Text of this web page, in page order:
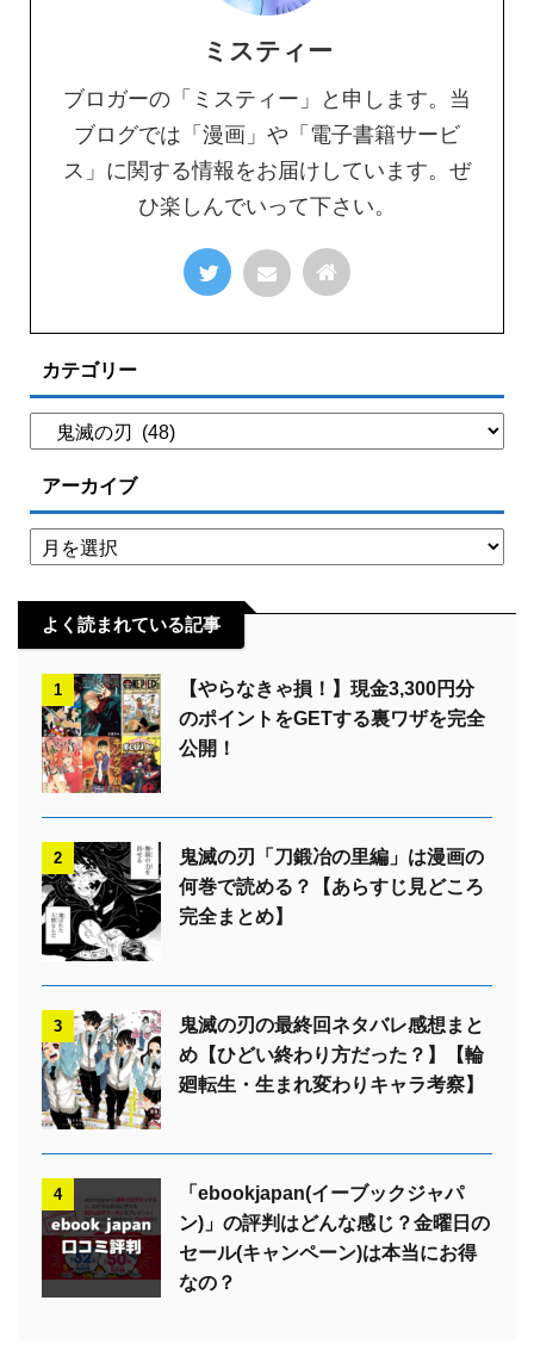
ミスティー
ブロガーの「ミスティー」と申します。当
ブログでは「漫画」や「電子書籍サービ
ス」に関する情報をお届けしています。ぜ
ひ楽しんでいって下さい。
カテゴリー
アーカイブ
よく読まれている記事
1
【やらなきゃ損！】現金3,300円分
のポイントをGETする裏ワザを完全
公開！
2
鬼滅の刃「刀鍛冶の里編」は漫画の
何巻で読める？【あらすじ見どころ
完全まとめ】
3
鬼滅の刃の最終回ネタバレ感想まと
め【ひどい終わり方だった？】【輪
廻転生・生まれ変わりキャラ考察】
4
「ebookjapan(イーブックジャパ
ン)」の評判はどんな感じ？金曜日の
セール(キャンペーン)は本当にお得
なの？